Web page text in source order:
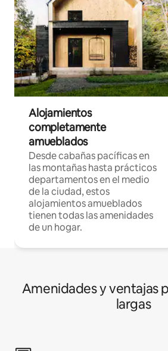
Alojamientos
completamente
amueblados
Desde cabañas pacíficas en
las montañas hasta prácticos
departamentos en el medio
de la ciudad, estos
alojamientos amueblados
tienen todas las amenidades
de un hogar.
Amenidades y ventajas
largas